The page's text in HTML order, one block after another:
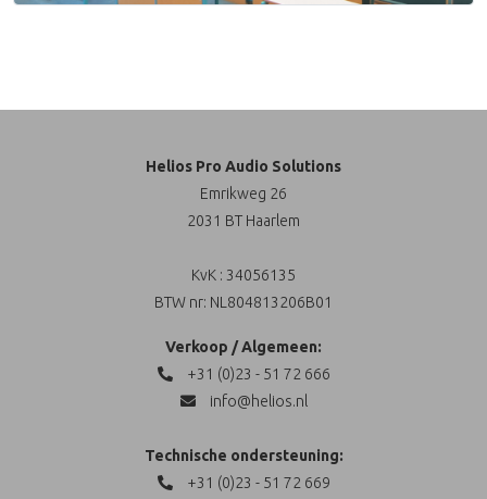
Helios Pro Audio Solutions
Emrikweg 26
2031 BT Haarlem
KvK : 34056135
BTW nr: NL804813206B01
Verkoop / Algemeen:
+31 (0)23 - 51 72 666
info@helios.nl
Technische ondersteuning:
+31 (0)23 - 51 72 669